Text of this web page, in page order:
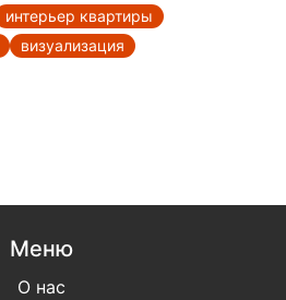
интерьер квартиры
визуализация
Меню
О нас